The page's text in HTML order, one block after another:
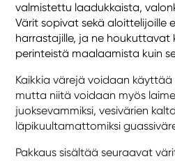
valmistettu laadukkaista,
Värit sopivat sekä aloittelijoille
harrastajille, ja ne houkuttavat
perinteistä maalaamista kuin
Kaikkia värejä voidaan
mutta niitä voidaan myös
juoksevammiksi, vesivärien
läpikuultamattomiksi
Pakkaus sisältää seuraavat